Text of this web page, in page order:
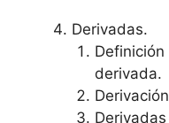
Derivadas.
derivada.